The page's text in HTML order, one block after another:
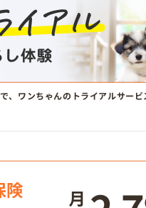
で、ワンちゃんのトライアルサービ